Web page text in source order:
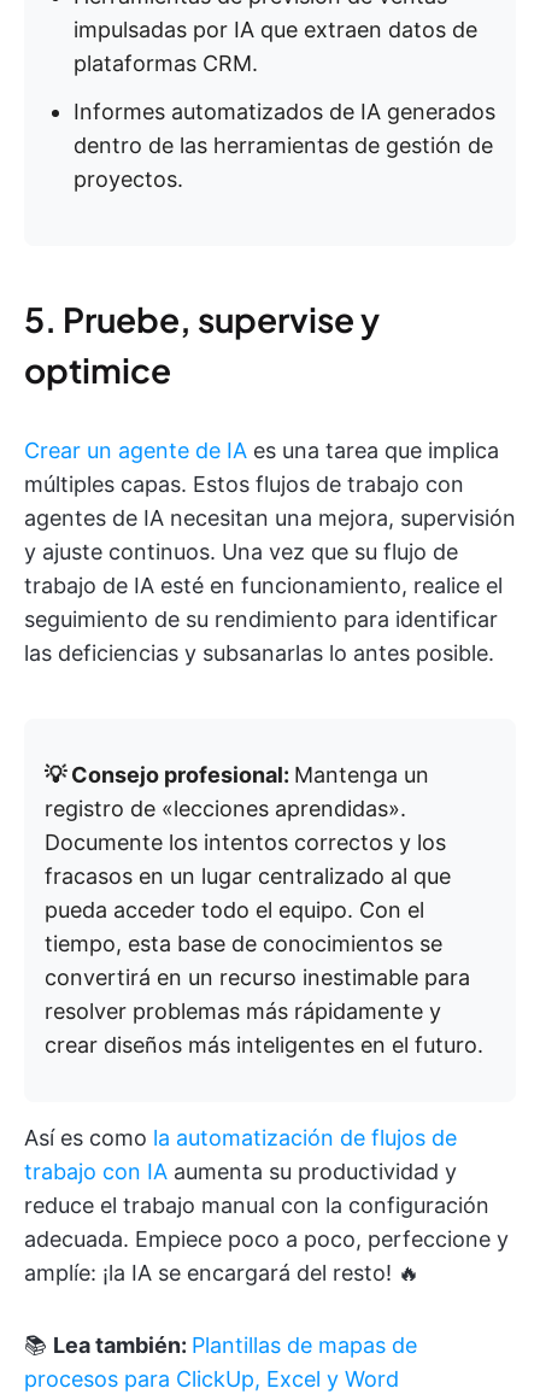
impulsadas por IA que extraen datos de
plataformas CRM.
Informes automatizados de IA generados
dentro de las herramientas de gestión de
proyectos.
5. Pruebe, supervise y
optimice
Crear un agente de IA es una tarea que implica
múltiples capas. Estos flujos de trabajo con
agentes de IA necesitan una mejora, supervisión
y ajuste continuos. Una vez que su flujo de
trabajo de IA esté en funcionamiento, realice el
seguimiento de su rendimiento para identificar
las deficiencias y subsanarlas lo antes posible.
💡 Consejo profesional: Mantenga un
registro de «lecciones aprendidas».
Documente los intentos correctos y los
fracasos en un lugar centralizado al que
pueda acceder todo el equipo. Con el
tiempo, esta base de conocimientos se
convertirá en un recurso inestimable para
resolver problemas más rápidamente y
crear diseños más inteligentes en el futuro.
Así es como la automatización de flujos de
trabajo con IA aumenta su productividad y
reduce el trabajo manual con la configuración
adecuada. Empiece poco a poco, perfeccione y
amplíe: ¡la IA se encargará del resto! 🔥
📚 Lea también: Plantillas de mapas de
procesos para ClickUp, Excel y Word